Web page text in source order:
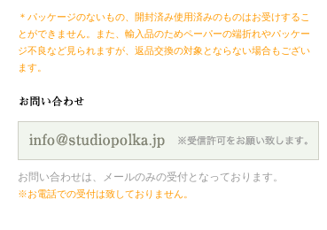
＊パッケージのないもの、開封済み使用済みのものはお受けするこ
とができません。また、輸入品のためペーパーの端折れやパッケー
ジ不良など見られますが、返品交換の対象とならない場合もござい
ます。
お問い合わせは、メールのみの受付となっております。
※お電話での受付は致しておりません。